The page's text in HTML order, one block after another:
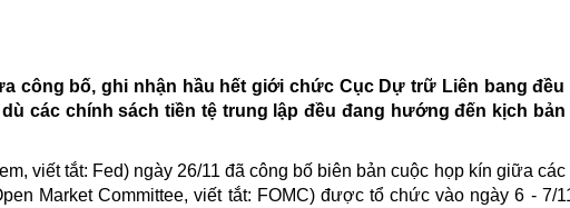
công bố, ghi nhận hầu hết giới chức Cục Dự trữ Liên bang
các chính sách tiền tệ trung lập đều đang hướng đến kịch bản
viết tắt: Fed) ngày 26/11 đã công bố biên bản cuộc họp kín giữa các
Market Committee, viết tắt: FOMC) được tổ chức vào ngày 6 - 7/